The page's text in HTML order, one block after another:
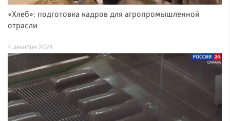
«Хлеб»: подготовка кадров для агропромышленной
отрасли
4 декабря 2024